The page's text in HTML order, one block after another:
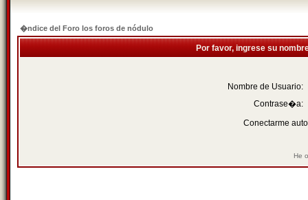
�ndice del Foro los foros de nódulo
Por favor, ingrese su
Nombre de Usuario:
Contrase�a:
Conectarme
He